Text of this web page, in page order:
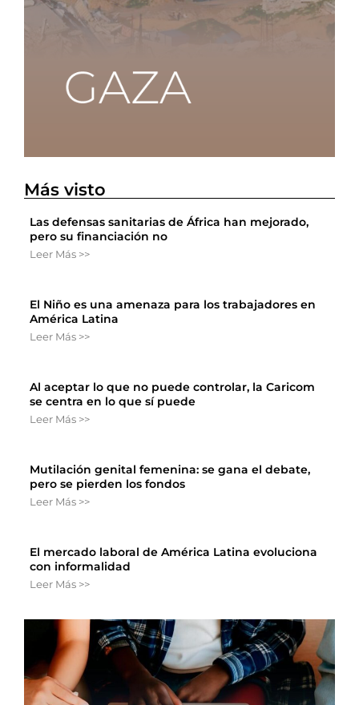
Más visto
Las defensas sanitarias de África han mejorado,
pero su financiación no
Leer Más >>
El Niño es una amenaza para los trabajadores en
América Latina
Leer Más >>
Al aceptar lo que no puede controlar, la Caricom
se centra en lo que sí puede
Leer Más >>
Mutilación genital femenina: se gana el debate,
pero se pierden los fondos
Leer Más >>
El mercado laboral de América Latina evoluciona
con informalidad
Leer Más >>